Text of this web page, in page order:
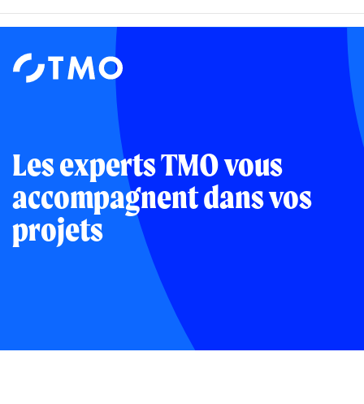
Institut
d'études
de
sondages
Les experts TMO vous
accompagnent dans vos
projets